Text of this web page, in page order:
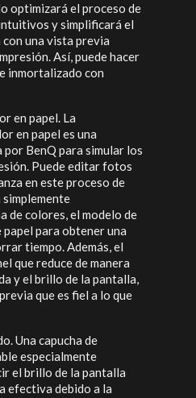
optimizará el proceso de
y simplificará el
una vista previa
Así, puede hacer
inmortalizado con
en papel. La
en papel es una
BenQ para simular los
Puede editar fotos
en este proceso de
de colores, el modelo de
para obtener una
tiempo. Además, el
que reduce de manera
y el brillo de la pantalla,
que es fiel a lo que
Una capucha de
especialmente
el brillo de la pantalla
efectiva debido a la